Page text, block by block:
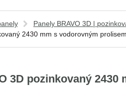
Panely BRAVO 3D |
2430 mm s vodorovným
3D pozinkovaný